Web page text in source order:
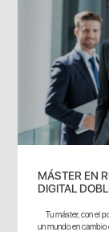
MÁSTER EN
DIGITAL
Tu máster, con el
un mundo en